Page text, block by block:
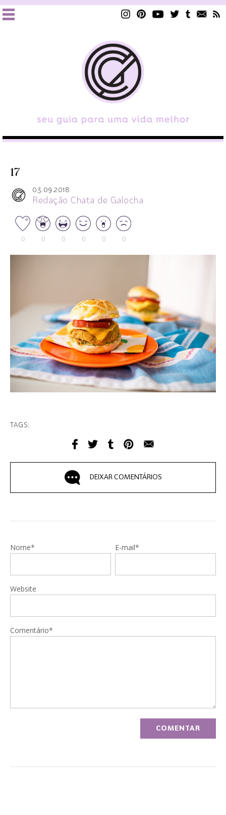
17
03.09.2018
Redação Chata de Galocha
0 0 0 0 0 0
TAGS:
DEIXAR COMENTÁRIOS
Nome* E-mail*
Website
Comentário*